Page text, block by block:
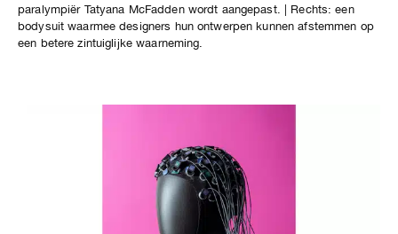
paralympiër Tatyana McFadden wordt aangepast. | Rechts: een
bodysuit waarmee designers hun ontwerpen kunnen afstemmen op
een betere zintuiglijke waarneming.